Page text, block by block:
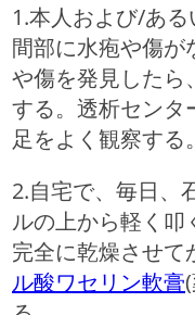
1.本人および/あ
間部に水疱や傷が
や傷を発見したら
する。透析センタ
足をよく観察する。
2.自宅で、毎日、
ルの上から軽く叩
完全に乾燥させて
ル酸ワセリン軟膏